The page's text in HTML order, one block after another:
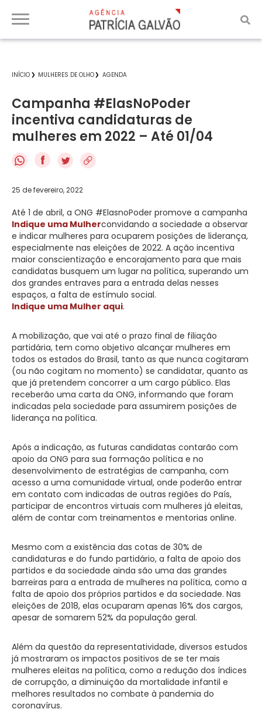
INÍCIO MULHERES DE OLHO AGENDA
Campanha #ElasNoPoder
incentiva candidaturas de
mulheres em 2022 – Até 01/04
f
25 de fevereiro, 2022
Até 1 de abril, a ONG #ElasnoPoder promove a campanha
Indique uma Mulherconvidando a sociedade a observar
e indicar mulheres para ocuparem posições de liderança,
especialmente nas eleições de 2022. A ação incentiva
maior conscientização e encorajamento para que mais
candidatas busquem um lugar na política, superando um
dos grandes entraves para a entrada delas nesses
espaços, a falta de estímulo social.
Indique uma Mulher aqui.
A mobilização, que vai até o prazo final de filiação
partidária, tem como objetivo alcançar mulheres em
todos os estados do Brasil, tanto as que nunca cogitaram
(ou não cogitam no momento) se candidatar, quanto as
que já pretendem concorrer a um cargo público. Elas
receberão uma carta da ONG, informando que foram
indicadas pela sociedade para assumirem posições de
liderança na política.
Após a indicação, as futuras candidatas contarão com
apoio da ONG para sua formação política e no
desenvolvimento de estratégias de campanha, com
acesso a uma comunidade virtual, onde poderão entrar
em contato com indicadas de outras regiões do País,
participar de encontros virtuais com mulheres já eleitas,
além de contar com treinamentos e mentorias online.
Mesmo com a existência das cotas de 30% de
candidaturas e do fundo partidário, a falta de apoio dos
partidos e da sociedade ainda são uma das grandes
barreiras para a entrada de mulheres na política, como a
falta de apoio dos próprios partidos e da sociedade. Nas
eleições de 2018, elas ocuparam apenas 16% dos cargos,
apesar de somarem 52% da população geral.
Além da questão da representatividade, diversos estudos
já mostraram os impactos positivos de se ter mais
mulheres eleitas na política, como a redução dos índices
de corrupção, a diminuição da mortalidade infantil e
melhores resultados no combate à pandemia do
coronavírus.